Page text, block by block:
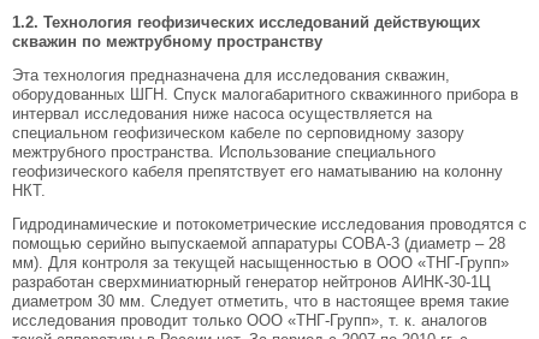
1.2. Технология геофизических исследований действующих
скважин по межтрубному пространству
Эта технология предназначена для исследования скважин,
оборудованных ШГН. Спуск малогабаритного скважинного прибора в
интервал исследования ниже насоса осуществляется на
специальном геофизическом кабеле по серповидному зазору
межтрубного пространства. Использование специального
геофизического кабеля препятствует его наматыванию на колонну
НКТ.
Гидродинамические и потокометрические исследования проводятся с
помощью серийно выпускаемой аппаратуры СОВА-3 (диаметр – 28
мм). Для контроля за текущей насыщенностью в ООО «ТНГ-Групп»
разработан сверхминиатюрный генератор нейтронов АИНК-30-1Ц
диаметром 30 мм. Следует отметить, что в настоящее время такие
исследования проводит только ООО «ТНГ-Групп», т. к. аналогов